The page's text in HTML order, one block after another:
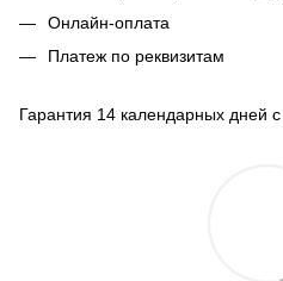
Онлайн-оплата
Платеж по реквизитам
Гарантия 14 календарных дней